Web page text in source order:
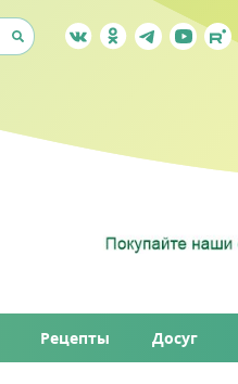
Рецепты Досуг